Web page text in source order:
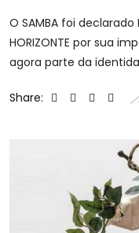
O SAMBA foi declarado
HORIZONTE por sua
agora parte da
Share: